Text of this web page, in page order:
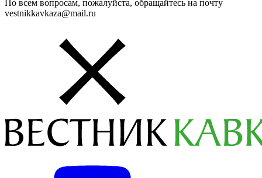
По всем вопросам, пожалуйста, обращайтесь на почту
vestnikkavkaza@mail.ru